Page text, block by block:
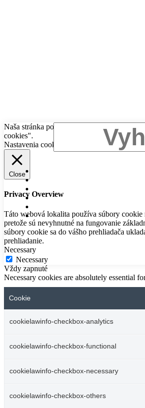
Naša stránka používa súbory cookies.
cookies".
Nastavenia cookies
Akceptovať všekty
Close
Privacy Overview
Táto webová lokalita používa súbory cookie
pretože sú nevyhnutné na fungovanie
súbory cookie sa do vášho prehliadača
prehliadanie.
Necessary
Necessary
Vždy zapnuté
Necessary cookies are absolutely essential
Cookie
cookielawinfo-checkbox-analytics
cookielawinfo-checkbox-functional
cookielawinfo-checkbox-necessary
cookielawinfo-checkbox-others